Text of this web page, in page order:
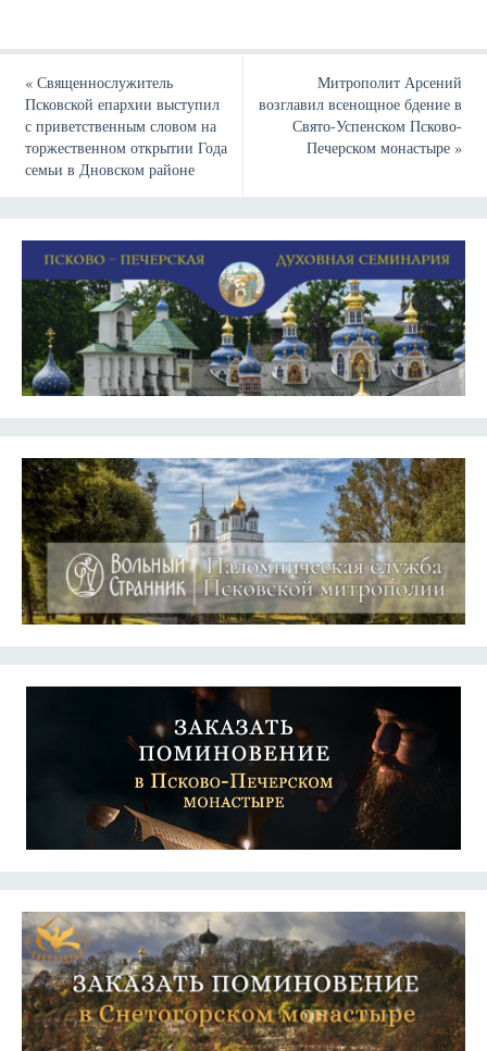
«Священнослужитель
Псковской епархии выступил
с приветственным словом на
торжественном открытии Года
семьи в Дновском районе
Митрополит Арсений
возглавил всенощное бдение в
Свято-Успенском Псково-
Печерском монастыре»